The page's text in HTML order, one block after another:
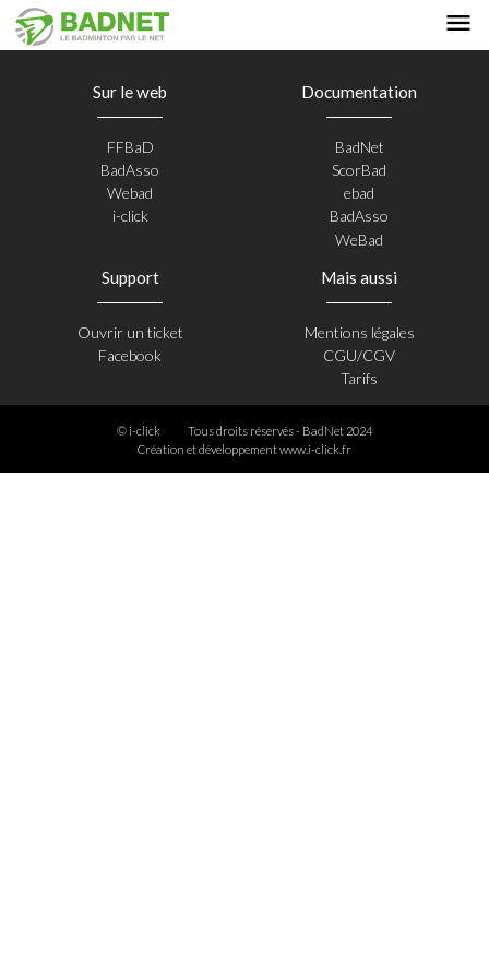
Sur le web
FFBaD
BadAsso
Webad
i-click
Documentation
BadNet
ScorBad
ebad
BadAsso
WeBad
Support
Ouvrir un ticket
Facebook
Mais aussi
Mentions légales
CGU/CGV
Tarifs
© i-click
Tous droits réservés - BadNet 2024
Création et développementwww.i-click.fr